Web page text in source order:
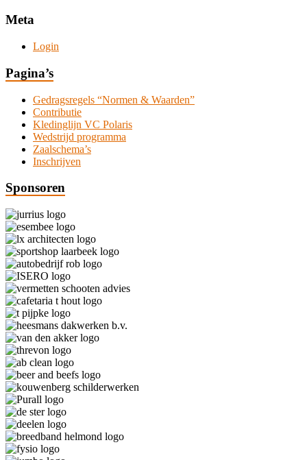
Meta
Login
Pagina’s
Gedragsregels “Normen & Waarden”
Contributie
Kledinglijn VC Polaris
Wedstrijd programma
Zaalschema’s
Inschrijven
Sponsoren